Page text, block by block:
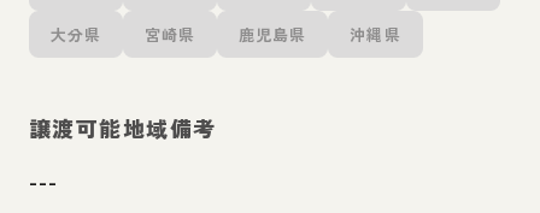
大分県 宮崎県 鹿児島県 沖縄県
譲渡可能地域備考
---